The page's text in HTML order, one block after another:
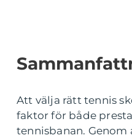
Att välja rätt tennis
faktor för både
tennisbanan. Genom